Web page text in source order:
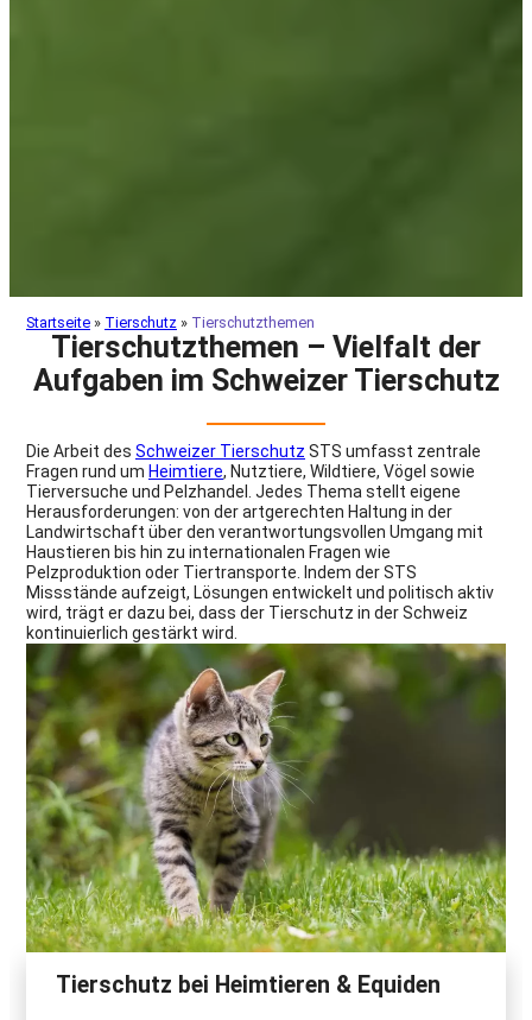
Startseite » Tierschutz » Tierschutzthemen
Tierschutzthemen – Vielfalt der
Aufgaben im Schweizer Tierschutz
Die Arbeit des Schweizer Tierschutz STS umfasst zentrale
Fragen rund um Heimtiere, Nutztiere, Wildtiere, Vögel sowie
Tierversuche und Pelzhandel. Jedes Thema stellt eigene
Herausforderungen: von der artgerechten Haltung in der
Landwirtschaft über den verantwortungsvollen Umgang mit
Haustieren bis hin zu internationalen Fragen wie
Pelzproduktion oder Tiertransporte. Indem der STS
Missstände aufzeigt, Lösungen entwickelt und politisch aktiv
wird, trägt er dazu bei, dass der Tierschutz in der Schweiz
kontinuierlich gestärkt wird.
Tierschutz bei Heimtieren & Equiden